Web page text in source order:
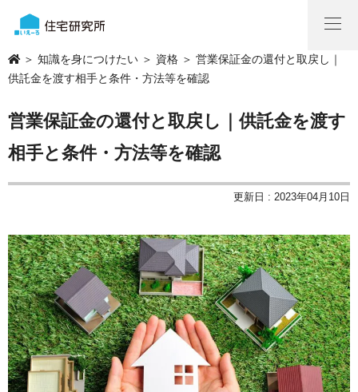
＞ 知識を身につけたい ＞ 資格 ＞ 営業保証金の還付と取戻し｜
供託金を渡す相手と条件・方法等を確認
営業保証金の還付と取戻し｜供託金を渡す
相手と条件・方法等を確認
更新日 : 2023年04月10日